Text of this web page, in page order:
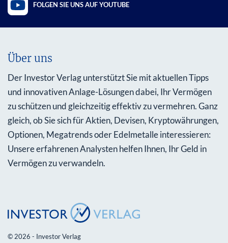
FOLGEN SIE UNS AUF YOUTUBE
Über uns
Der Investor Verlag unterstützt Sie mit aktuellen Tipps
und innovativen Anlage-Lösungen dabei, Ihr Vermögen
zu schützen und gleichzeitig effektiv zu vermehren. Ganz
gleich, ob Sie sich für Aktien, Devisen, Kryptowährungen,
Optionen, Megatrends oder Edelmetalle interessieren:
Unsere erfahrenen Analysten helfen Ihnen, Ihr Geld in
Vermögen zu verwandeln.
© 2026 - Investor Verlag